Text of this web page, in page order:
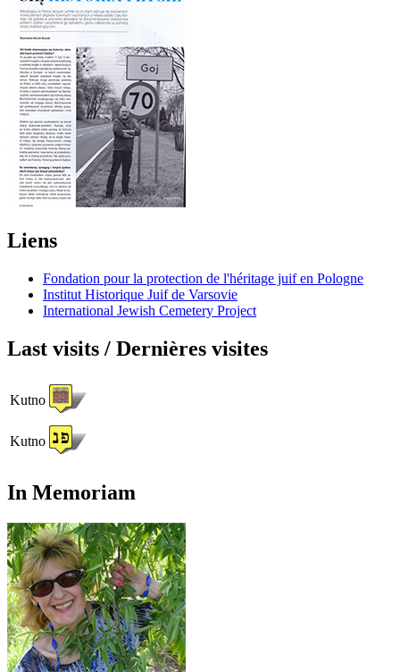
Liens
Fondation pour la protection de l'héritage juif en Pologne
Institut Historique Juif de Varsovie
International Jewish Cemetery Project
Last visits / Dernières visites
Kutno
Kutno
In Memoriam